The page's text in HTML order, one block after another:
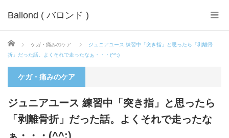
Ballond ( バロンド )
ホーム ケガ・痛みのケア
ジュニアユース 練習中「突き指」と思ったら「剥離骨
折」だった話。よくそれで走ったなぁ・・・(^^;)
ケガ・痛みのケア
ジュニアユース 練習中「突き指」と思ったら
「剥離骨折」だった話。よくそれで走ったな
ぁ・・・(^^;)